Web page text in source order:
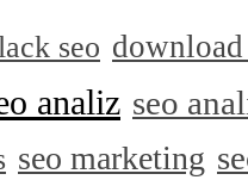
seo download
analiz seo
seo marketing